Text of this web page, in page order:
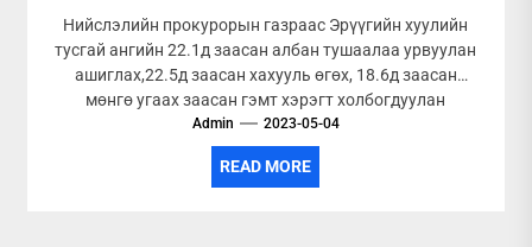
Нийслэлийн прокурорын газраас Эрүүгийн хуулийн
тусгай ангийн 22.1д заасан албан тушаалаа урвуулан
ашиглах,22.5д заасан хахууль өгөх, 18.6д заасан
мөнгө угаах заасан гэмт хэрэгт холбогдуулан
яллагдагчаар...
Admin 2023-05-04
READ MORE